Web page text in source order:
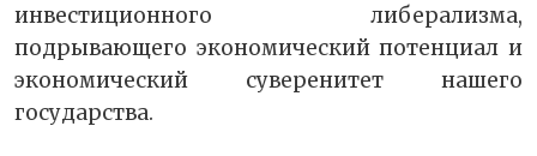
инвестиционного либерализма,
подрывающего экономический потенциал и
экономический суверенитет нашего
государства.